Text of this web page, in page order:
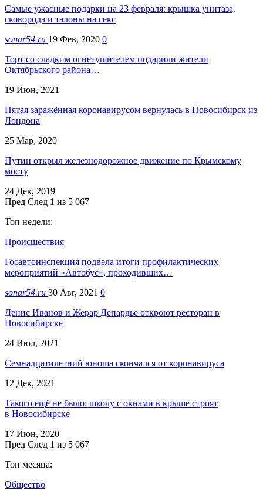
Самые ужасные подарки на 23 февраля: крышка унитаза,
сковорода и талоны на секс
sonar54.ru 19 Фев, 2020 0
Торт со сладким огнетушителем подарили жители
Октябрьского района…
19 Июн, 2021
Пятая заражённая коронавирусом вернулась в Новосибирск из
Лондона
25 Мар, 2020
Путин открыл железнодорожное движение по Крымскому
мосту
24 Дек, 2019
Пред След 1 из 5 067
Топ недели:
Происшествия
Госавтоинспекция подвела итоги профилактических
мероприятий «Автобус», проходивших…
sonar54.ru 30 Авг, 2021 0
Денис Иванов и Жерар Депардье откроют ресторан в
Новосибирске
24 Июл, 2021
Семнадцатилетний юноша скончался от коронавируса
12 Дек, 2021
Такого ещё не было: школу с окнами в крыше строят
в Новосибирске
17 Июн, 2020
Пред След 1 из 5 067
Топ месяца:
Общество